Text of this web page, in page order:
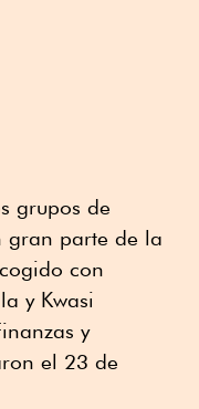
grupos de
gran parte de la
con
y Kwasi
y
el 23 de